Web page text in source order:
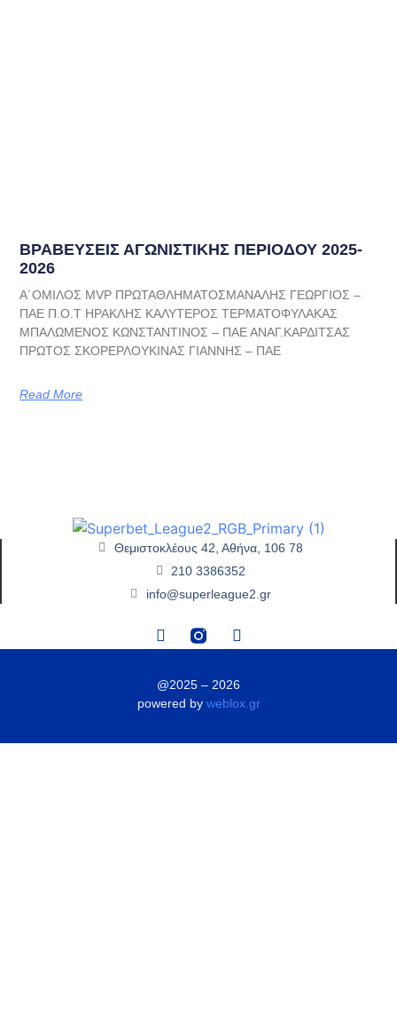
ΒΡΑΒΕΥΣΕΙΣ ΑΓΩΝΙΣΤΙΚΗΣ ΠΕΡΙΟΔΟΥ 2025-
2026
Α΄ΟΜΙΛΟΣ MVP ΠΡΩΤΑΘΛΗΜΑΤΟΣΜΑΝΑΛΗΣ ΓΕΩΡΓΙΟΣ –
ΠΑΕ Π.Ο.Τ ΗΡΑΚΛΗΣ ΚΑΛΥΤΕΡΟΣ ΤΕΡΜΑΤΟΦΥΛΑΚΑΣ
ΜΠΑΛΩΜΕΝΟΣ ΚΩΝΣΤΑΝΤΙΝΟΣ – ΠΑΕ ΑΝΑΓ.ΚΑΡΔΙΤΣΑΣ
ΠΡΩΤΟΣ ΣΚΟΡΕΡΛΟΥΚΙΝΑΣ ΓΙΑΝΝΗΣ – ΠΑΕ
Read More
Θεμιστοκλέους 42, Αθήνα, 106 78
210 3386352
info@superleague2.gr
@2025 – 2026
powered by weblox.gr